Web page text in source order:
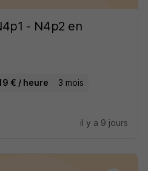
- N4p2 en
€ / heure 3 mois
il y a 9 jours